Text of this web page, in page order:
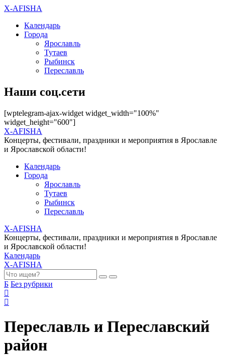
X-AFISHA
Календарь
Города
Ярославль
Тутаев
Рыбинск
Переславль
Наши соц.сети
[wptelegram-ajax-widget widget_width="100%"
widget_height="600"]
X-AFISHA
Концерты, фестивали, праздники и мероприятия в Ярославле
и Ярославской области!
Календарь
Города
Ярославль
Тутаев
Рыбинск
Переславль
X-AFISHA
Концерты, фестивали, праздники и мероприятия в Ярославле
и Ярославской области!
Календарь
X-AFISHA
Б Без рубрики
Переславль и Переславский
район